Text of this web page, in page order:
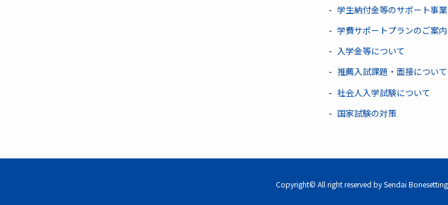
学生納付金等のサポート事業
学費サポートプランのご案内
入学金等について
推薦入試課題・面接について
社会人入学試験について
国家試験の対策
Copyright© All right reserved by Sendai